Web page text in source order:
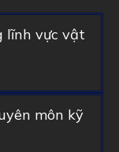
lĩnh vực vật
môn kỹ